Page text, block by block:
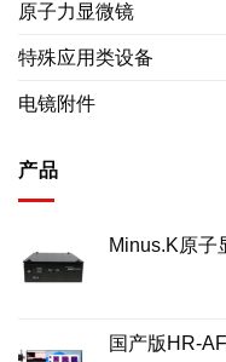
原子力显微镜
特殊应用类设备
电镜附件
产品
Minus.K原子
国产版HR-